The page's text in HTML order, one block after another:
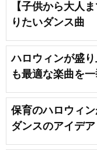
【子供から大人
りたいダンス曲
ハロウィンが盛
も最適な楽曲を一
保育のハロウィ
ダンスのアイデア